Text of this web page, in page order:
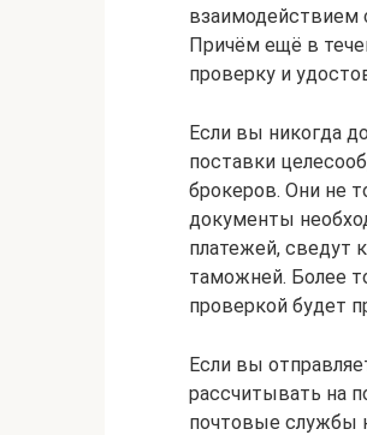
взаимодействием
Причём ещё в
проверку и
Если вы никогда
поставки
брокеров. Они не
документы
платежей, сведут
таможней. Более
проверкой будет
Если вы
рассчитывать на
почтовые службы